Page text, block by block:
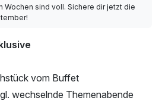
Wochen sind voll. Sichere dir jetzt die
vom Buffet
wechselnde Themenabende